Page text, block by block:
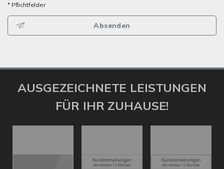
* Pflichtfelder
Absenden
AUSGEZEICHNETE LEISTUNGEN
FÜR IHR ZUHAUSE!